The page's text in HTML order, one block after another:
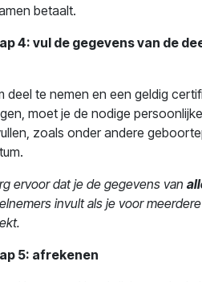
betaalt.
4: vul de gegevens van de
deel te nemen en een geldig
moet je de nodige
zoals onder andere
ervoor dat je de gegevens van
invult als je voor
5: afrekenen